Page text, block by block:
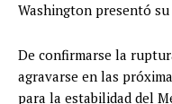
Washington presentó
De confirmarse la
agravarse en las
para la estabilidad del